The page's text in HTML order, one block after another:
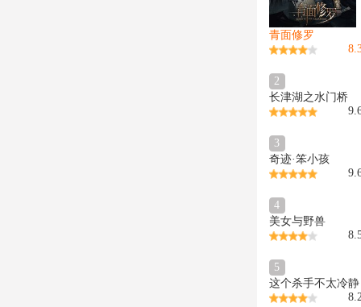
青面修罗
2
长津湖之水门桥
3
奇迹·笨小孩
4
美女与野兽
5
这个杀手不太冷静